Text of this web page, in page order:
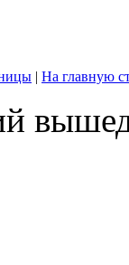
| На главную